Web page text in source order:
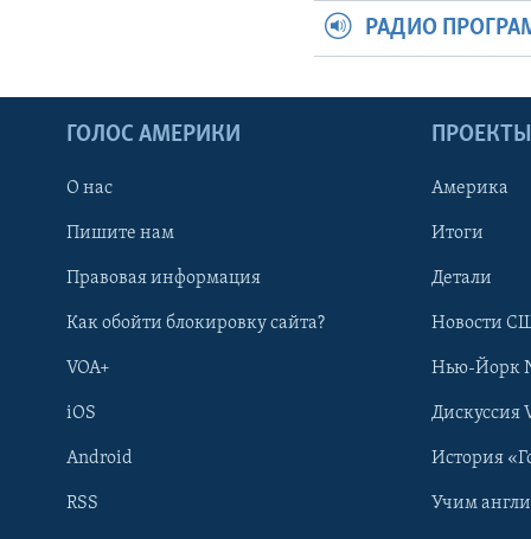
РАДИО
ГОЛОС АМЕРИКИ
О нас
Пишите нам
Правовая информация
Как обойти блокировку сайта?
VOA+
iOS
Android
RSS
ПРОЕКТЫ
Америка
Итоги
Детали
Новости
Нью-Йорк
Дискуссия
История
Учим